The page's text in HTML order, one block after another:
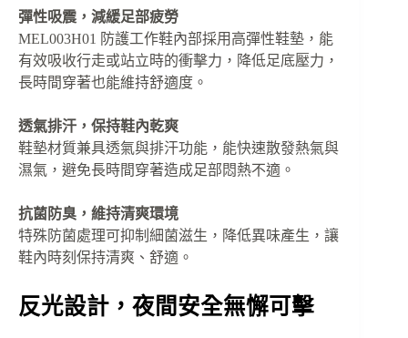
彈性吸震，減緩足部疲勞
MEL003H01 防護工作鞋內部採用高彈性鞋墊，能
有效吸收行走或站立時的衝擊力，降低足底壓力，
長時間穿著也能維持舒適度。
透氣排汗，保持鞋內乾爽
鞋墊材質兼具透氣與排汗功能，能快速散發熱氣與
濕氣，避免長時間穿著造成足部悶熱不適。
抗菌防臭，維持清爽環境
特殊防菌處理可抑制細菌滋生，降低異味產生，讓
鞋內時刻保持清爽、舒適。
反光設計，夜間安全無懈可擊